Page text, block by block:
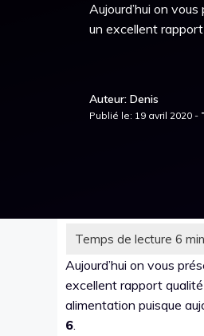
Aujourd’hui on
un excellent
Auteur: Denis
Publié le: 19 avril 2020 -
Aujourd’hui on vous
excellent rapport
alimentation puisque
6.